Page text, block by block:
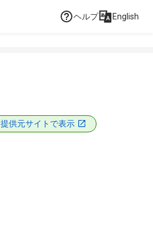
ヘルプ English
提供元サイトで表示